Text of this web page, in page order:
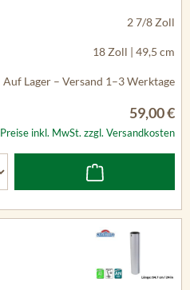
2 7/8 Zoll
18 Zoll | 49,5 cm
Auf Lager – Versand 1–3 Werktage
59,00 €
Preise inkl. MwSt. zzgl. Versandkosten